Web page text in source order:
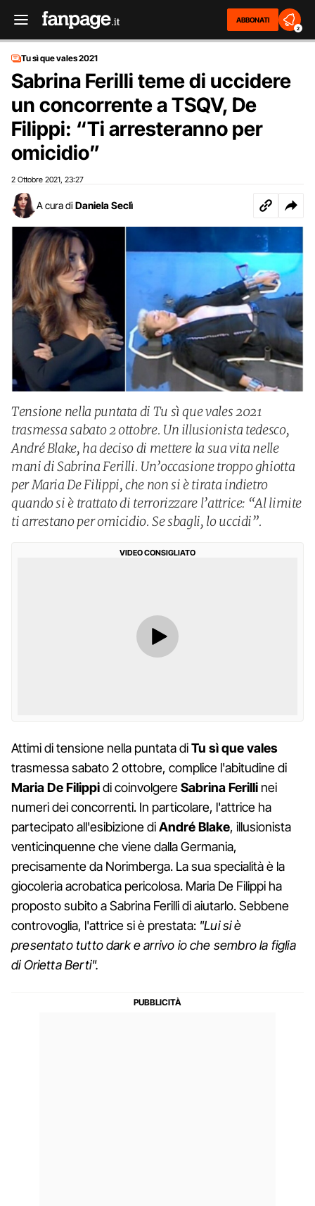
ABBONATI
2
Tu sì que vales 2021
Sabrina Ferilli teme di uccidere
un concorrente a TSQV, De
Filippi: “Ti arresteranno per
omicidio”
2 Ottobre 2021 23:27
A cura di Daniela Seclì
Tensione nella puntata di Tu sì que vales 2021
trasmessa sabato 2 ottobre. Un illusionista tedesco,
André Blake, ha deciso di mettere la sua vita nelle
mani di Sabrina Ferilli. Un’occasione troppo ghiotta
per Maria De Filippi, che non si è tirata indietro
quando si è trattato di terrorizzare l’attrice: “Al limite
ti arrestano per omicidio. Se sbagli, lo uccidi”.
VIDEO CONSIGLIATO
Attimi di tensione nella puntata diTu sì que vales
trasmessa sabato 2 ottobre, complice l'abitudine di
Maria De Filippidi coinvolgereSabrina Ferilli nei
numeri dei concorrenti. In particolare, l'attrice ha
partecipato all'esibizione diAndré Blake, illusionista
venticinquenne che viene dalla Germania,
precisamente da Norimberga. La sua specialità è la
giocoleria acrobatica pericolosa. Maria De Filippi ha
proposto subito a Sabrina Ferilli di aiutarlo. Sebbene
controvoglia, l'attrice si è prestata: "Lui si è
presentato tutto dark e arrivo io che sembro la figlia
di Orietta Berti".